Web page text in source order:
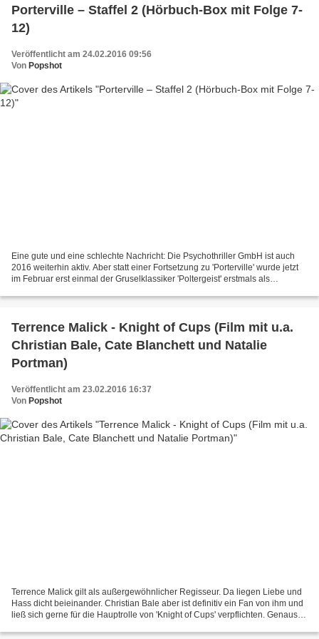
Porterville – Staffel 2 (Hörbuch-Box mit Folge 7-
12)
Veröffentlicht am 24.02.2016 09:56
Von Popshot
Eine gute und eine schlechte Nachricht: Die Psychothriller GmbH ist auch
2016 weiterhin aktiv. Aber statt einer Fortsetzung zu 'Porterville' wurde jetzt
im Februar erst einmal der Gruselklassiker 'Poltergeist' erstmals als
Terrence Malick - Knight of Cups (Film mit u.a.
Christian Bale, Cate Blanchett und Natalie
Portman)
Veröffentlicht am 23.02.2016 16:37
Von Popshot
Terrence Malick gilt als außergewöhnlicher Regisseur. Da liegen Liebe und
Hass dicht beieinander. Christian Bale aber ist definitiv ein Fan von ihm und
ließ sich gerne für die Hauptrolle von 'Knight of Cups' verpflichten. Genauso